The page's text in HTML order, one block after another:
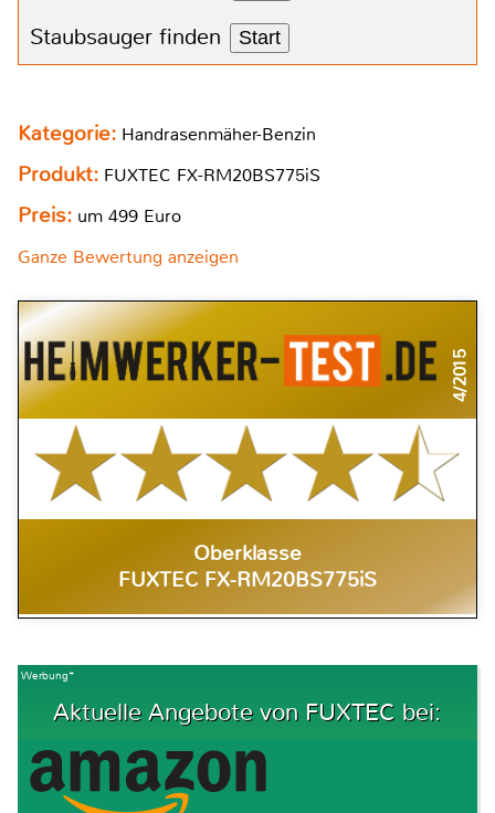
Staubsauger finden Start
Kategorie: Handrasenmäher-Benzin
Produkt: FUXTEC FX-RM20BS775iS
Preis: um 499 Euro
Ganze Bewertung anzeigen
4/2015
Oberklasse
FUXTEC FX-RM20BS775iS
Werbung*
Aktuelle Angebote von FUXTEC bei: